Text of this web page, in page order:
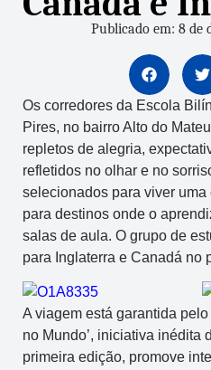
Publicado em: 8 de
Os corredores da Escola
Pires, no bairro Alto do
repletos de alegria,
refletidos no olhar e no
selecionados para viver
para destinos onde o
salas de aula. O grupo de
para Inglaterra e Canadá no
A viagem está garantida
no Mundo’, iniciativa inédita
primeira edição, promove